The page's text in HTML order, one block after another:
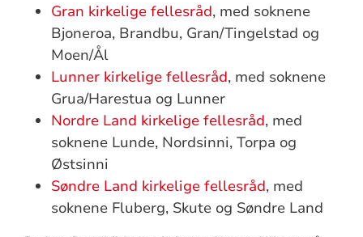
Gran kirkelige fellesråd, med soknene
Bjoneroa, Brandbu, Gran/Tingelstad og
Moen/Ål
Lunner kirkelige fellesråd, med soknene
Grua/Harestua og Lunner
Nordre Land kirkelige fellesråd, med
soknene Lunde, Nordsinni, Torpa og
Østsinni
Søndre Land kirkelige fellesråd, med
soknene Fluberg, Skute og Søndre Land